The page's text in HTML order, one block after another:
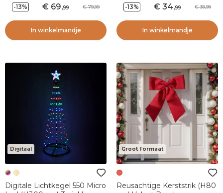
-13% 69,99 79,99
In winkelmandje
-13% 34,99 39,99
In winkelmandje
Digitaal
Digitale Lichtkegel 550 Micro
Groot Formaat
Reusachtige Kerststrik (H80